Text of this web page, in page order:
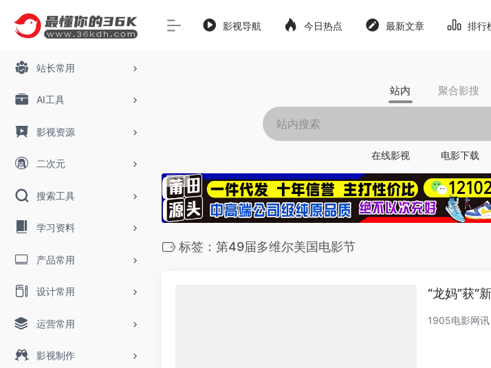
站长常用
AI工具
影视资源
二次元
搜索工具
学习资料
产品常用
设计常用
运营常用
影视制作
影视导航 今日热点 最新文章 排行
站内 聚合影搜
在线影视 电影下载
标签：第49届多维尔美国电影节
“龙妈”获“
1905电影网